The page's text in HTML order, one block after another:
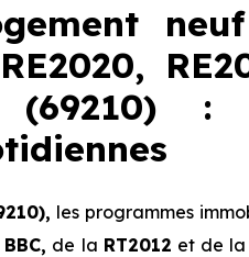
(69210)
les programmes
BBC, de la RT2012 et de la